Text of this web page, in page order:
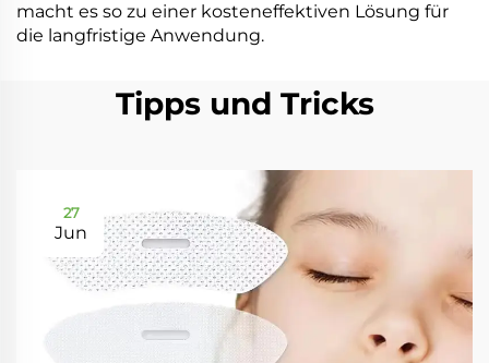
macht es so zu einer kosteneffektiven Lösung für
die langfristige Anwendung.
Tipps und Tricks
27
Jun